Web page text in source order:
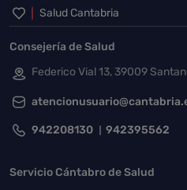
Inicio del pie de
Salud Cantabria
Consejería de Salud
Federico Vial 13, 39009
942208130 942395562
Servicio Cántabro de Salud